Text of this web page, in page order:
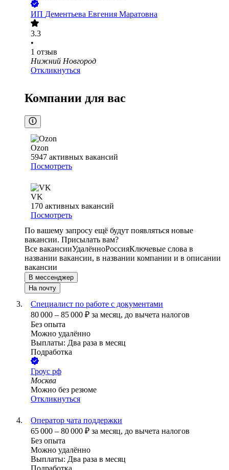
ИП Дементьева Евгения Маратовна
3.3
•
1 отзыв
Нижний Новгород
Откликнуться
Компании для вас
Ozon
5947 активных вакансий
Посмотреть
VK
170 активных вакансий
Посмотреть
По вашему запросу ещё будут появляться новые
вакансии. Присылать вам?
Все вакансииУдалённоРоссияКлючевые слова в
названии вакансии, в названии компании и в описании
вакансии
В мессенджер
На почту
Специалист по работе с документами
80 000 – 85 000 ₽ за месяц, до вычета налогов
Без опыта
Можно удалённо
Выплаты: Два раза в месяц
Подработка
Гроус рф
Москва
Можно без резюме
Откликнуться
Оператор чата поддержки
65 000 – 80 000 ₽ за месяц, до вычета налогов
Без опыта
Можно удалённо
Выплаты: Два раза в месяц